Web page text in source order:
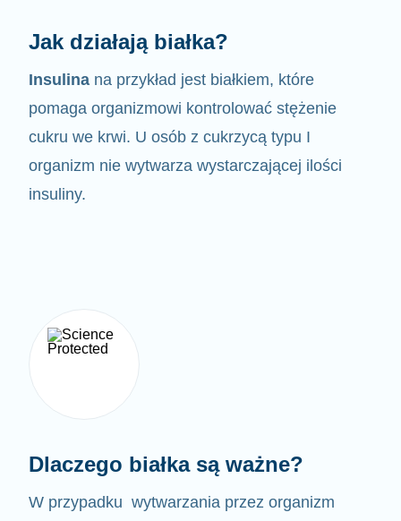
Jak działają białka?
Insulina na przykład jest białkiem, które
pomaga organizmowi kontrolować stężenie
cukru we krwi. U osób z cukrzycą typu I
organizm nie wytwarza wystarczającej ilości
insuliny.
Dlaczego białka są ważne?
W przypadku wytwarzania przez organizm